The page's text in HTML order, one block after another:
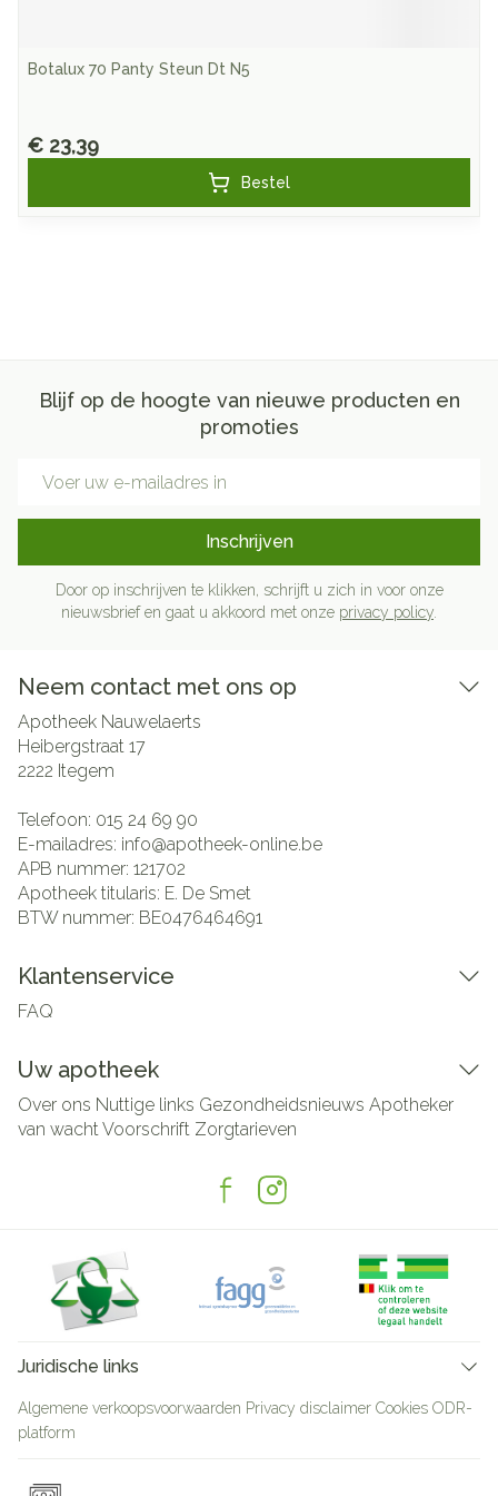
Botalux 70 Panty Steun Dt N5
€ 23,39
Bestel
Blijf op de hoogte van nieuwe producten en
promoties
Inschrijven
Door op inschrijven te klikken, schrijft u zich in voor onze
nieuwsbrief en gaat u akkoord met onze privacy policy
Neem contact met ons op
Apotheek Nauwelaerts
Heibergstraat 17
2222 Itegem
Telefoon: 015 24 69 90
E-mailadres: info@apotheek-online.be
APB nummer: 121702
Apotheek titularis: E. De Smet
BTW nummer: BE0476464691
Klantenservice
FAQ
Uw apotheek
Over ons Nuttige links Gezondheidsnieuws Apotheker
van wachtVoorschrift Zorgtarieven
Juridische links
Algemene verkoopsvoorwaarden Privacy disclaimer Cookies ODR-
platform